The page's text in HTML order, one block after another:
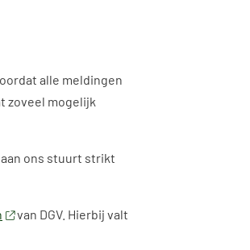
alle meldingen
zoveel mogelijk
ons stuurt strikt
van DGV. Hierbij valt